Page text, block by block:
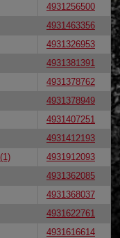
4931256500
4931463356
4931326953
4931381391
4931378762
4931378949
4931407251
4931412193
4931912093
4931362085
4931368037
4931622761
4931616614